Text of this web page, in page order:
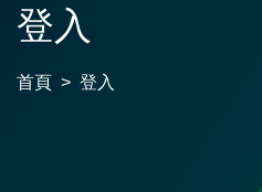
登入
首頁 登入